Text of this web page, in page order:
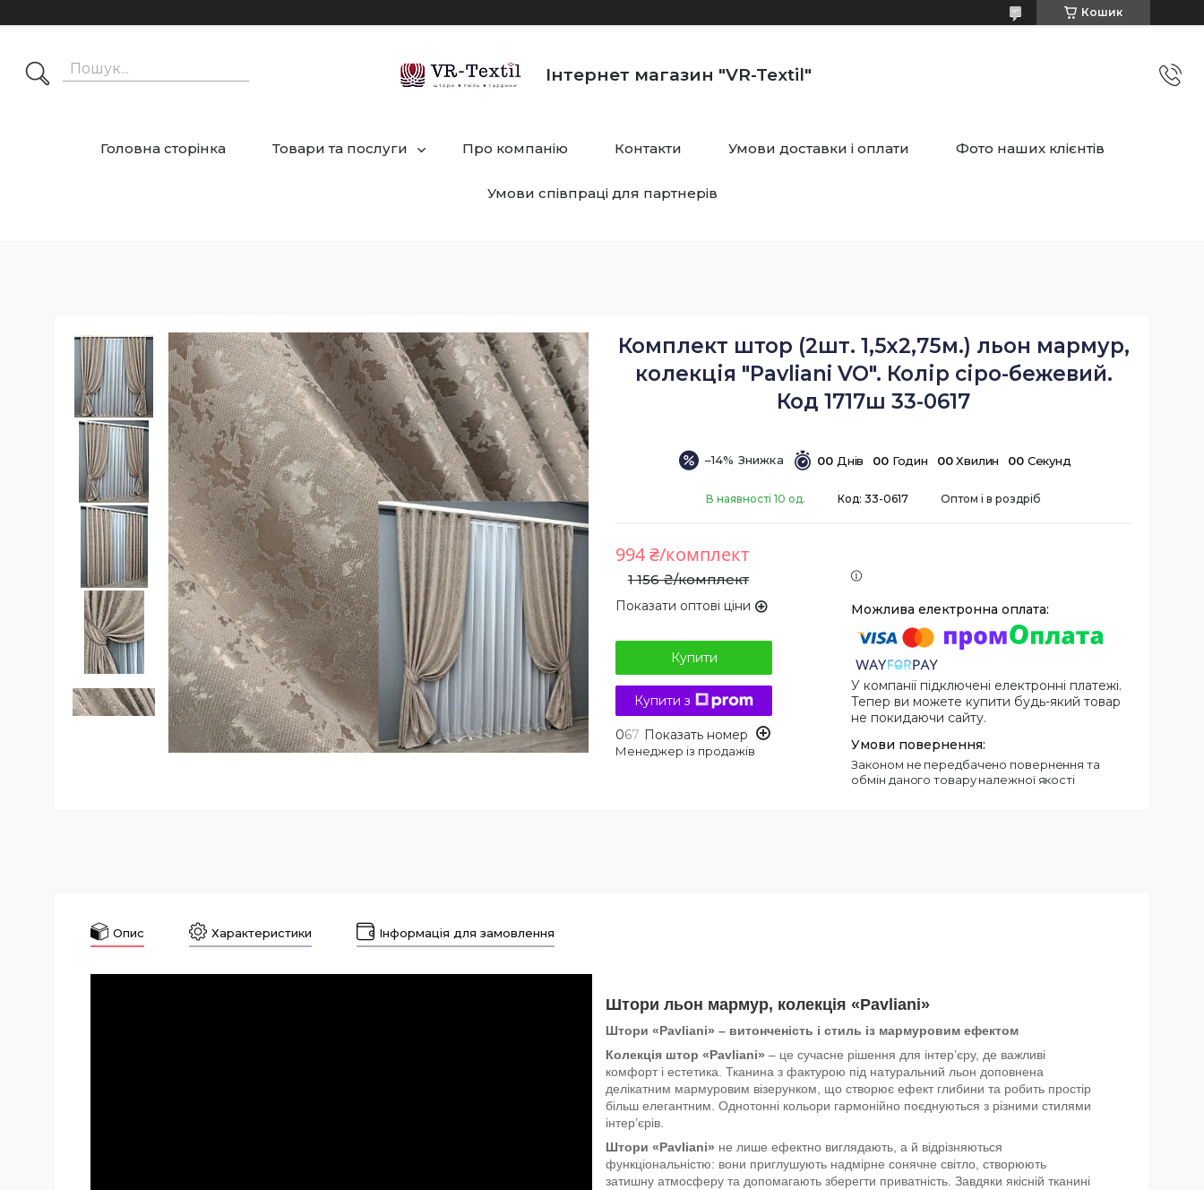
Кошик
Інтернет магазин "VR-Textil"
Головна сторінка Товари та послуги Про компанію Контакти Умови доставки і оплати Фото наших клієнтів
Умови співпраці для партнерів
Комплект штор (2шт. 1,5х2,75м.) льон мармур,
колекція "Pavliani VO". Колір сіро-бежевий.
Код 1717ш 33-0617
–14% 00 Днів 00 Годин 00 Хвилин 00 Секунд
В наявності 10 од. Оптом і в роздріб
Код: 33-0617
1 156 ₴/комплект
994 ₴/комплект
Показати оптові ціни
Купити
Купити з
067 Показать номер
Менеджер із продажів
У компанії підключені електронні платежі.
Тепер ви можете купити будь-який товар
не покидаючи сайту.
Законом не передбачено повернення та
обмін даного товару належної якості
Опис Характеристики Інформація для замовлення
Штори льон мармур, колекція «Pavliani»
Штори «Pavliani» – витонченість і стиль із мармуровим ефектом
Колекція штор «Pavliani» – це сучасне рішення для інтер’єру, де важливі
комфорт і естетика. Тканина з фактурою під натуральний льон доповнена
делікатним мармуровим візерунком, що створює ефект глибини та робить простір
більш елегантним. Однотонні кольори гармонійно поєднуються з різними стилями
інтер’єрів.
Штори «Pavliani» не лише ефектно виглядають, а й відрізняються
функціональністю: вони приглушують надмірне сонячне світло, створюють
затишну атмосферу та допомагають зберегти приватність. Завдяки якісній тканині